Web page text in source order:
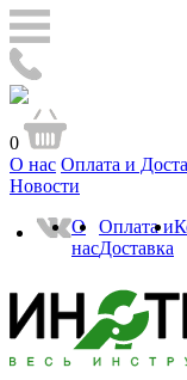
0
О нас Оплата и
Новости
О
нас
Оплата и
Доставка